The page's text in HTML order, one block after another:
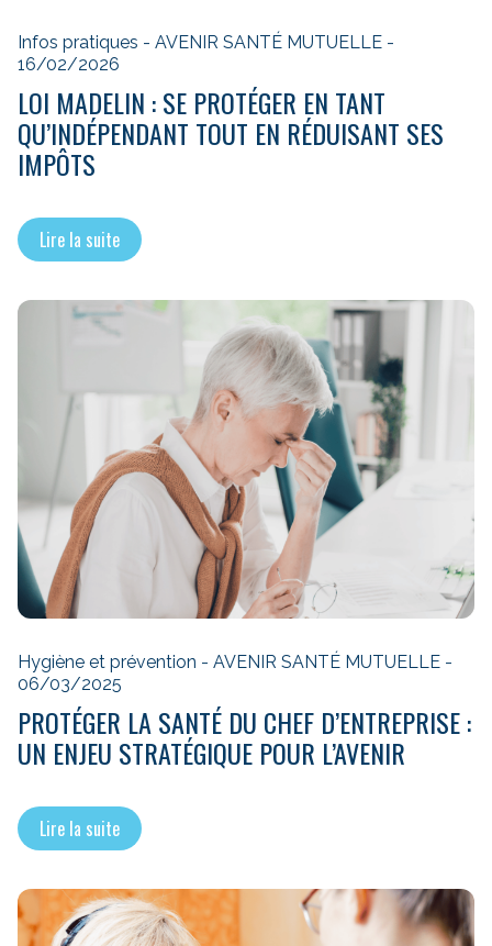
Infos pratiques - AVENIR SANTÉ MUTUELLE -
16/02/2026
LOI MADELIN : SE PROTÉGER EN TANT
QU’INDÉPENDANT TOUT EN RÉDUISANT SES
IMPÔTS
Lire la suite
Hygiène et prévention - AVENIR SANTÉ MUTUELLE -
06/03/2025
PROTÉGER LA SANTÉ DU CHEF D’ENTREPRISE :
UN ENJEU STRATÉGIQUE POUR L’AVENIR
Lire la suite